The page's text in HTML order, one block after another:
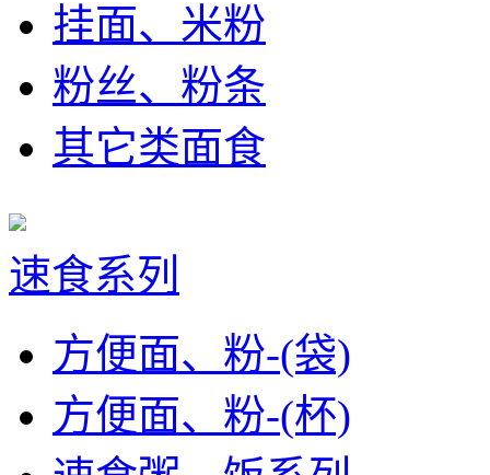
挂面、米粉
粉丝、粉条
其它类面食
速食系列
方便面、粉-(袋)
方便面、粉-(杯)